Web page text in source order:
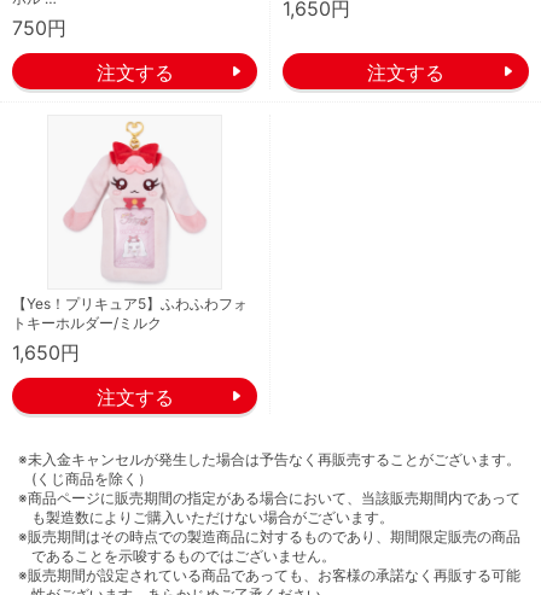
750円
1,650円
【Yes！プリキュア5】ふわふわフォ
トキーホルダー/ミルク
1,650円
※未入金キャンセルが発生した場合は予告なく再販売することがございます。
(くじ商品を除く）
※商品ページに販売期間の指定がある場合において、当該販売期間内であって
も製造数によりご購入いただけない場合がございます。
※販売期間はその時点での製造商品に対するものであり、期間限定販売の商品
であることを示唆するものではございません。
※販売期間が設定されている商品であっても、お客様の承諾なく再販する可能